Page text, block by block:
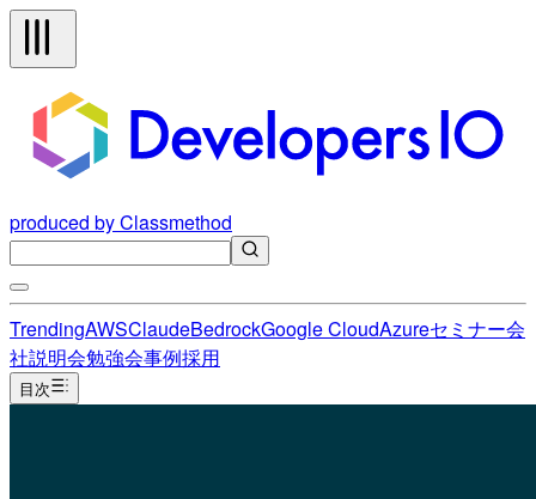
produced by Classmethod
TrendingAWSClaudeBedrockGoogle CloudAzureセミナー会
社説明会勉強会事例採用
目次